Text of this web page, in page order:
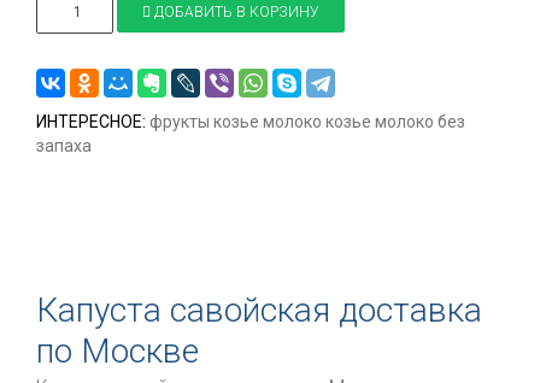
ДОБАВИТЬ В КОРЗИНУ
ИНТЕРЕСНОЕ: фрукты козье молоко козье молоко без
запаха
Капуста савойская доставка
по Москве